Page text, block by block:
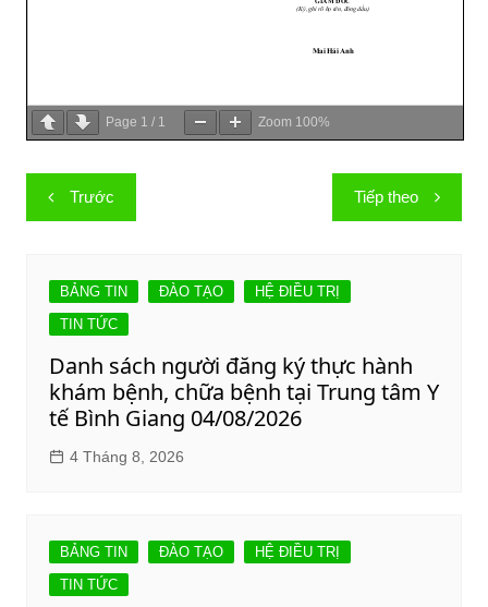
Page 1 / 1 Zoom 100%
Điều
hướng
viết
Trước Tiếp theo
BẢNG TIN ĐÀO TẠO
HỆ ĐIỀU TRỊ
TIN TỨC
Danh sách người đăng ký thực hành
khám bệnh, chữa bệnh tại Trung tâm Y
tế Bình Giang 04/08/2026
4 Tháng 8, 2026
BẢNG TIN ĐÀO TẠO
HỆ ĐIỀU TRỊ
TIN TỨC